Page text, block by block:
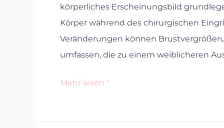
körperliches Erscheinungsbild
Körper während des chirurgischen
Veränderungen können
umfassen, die zu einem weiblicheren
Mehr lesen "